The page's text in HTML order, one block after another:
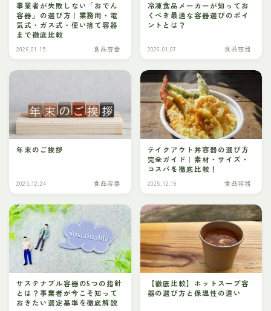
事業者が失敗しない「おでん
容器」の選び方｜業務用・電
気式・ガス式・使い捨て容器
まで徹底比較
2026.01.15 食品容器
冷凍食品メーカーが知ってお
くべき最適な容器選びのポイ
ントとは？
2026.01.07 食品容器
年末のご挨拶
2025.12.24 食品容器
テイクアウト丼容器の選び方
完全ガイド｜素材・サイズ・
コスパを徹底比較！
2025.12.19 食品容器
サステナブル容器の5つの指針
とは？事業者が今こそ知って
おきたい選定基準を徹底解説
【徹底比較】ホットスープ容
器の選び方と保温性の違い